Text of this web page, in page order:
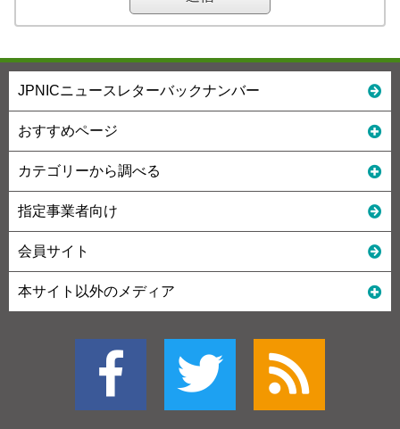
JPNICニュースレターバックナンバー
おすすめページ
カテゴリーから調べる
指定事業者向け
会員サイト
本サイト以外のメディア